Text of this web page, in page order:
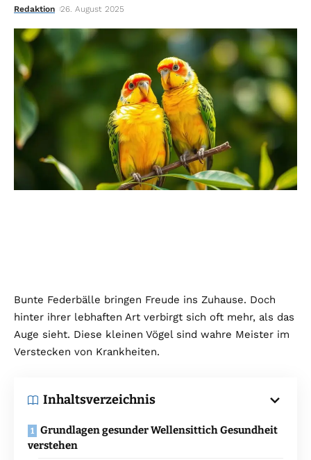
Redaktion 26. August 2025
Bunte Federbälle bringen Freude ins Zuhause. Doch
hinter ihrer lebhaften Art verbirgt sich oft mehr, als das
Auge sieht. Diese kleinen Vögel sind wahre Meister im
Verstecken von Krankheiten.
Inhaltsverzeichnis
Grundlagen gesunder Wellensittich Gesundheit
verstehen